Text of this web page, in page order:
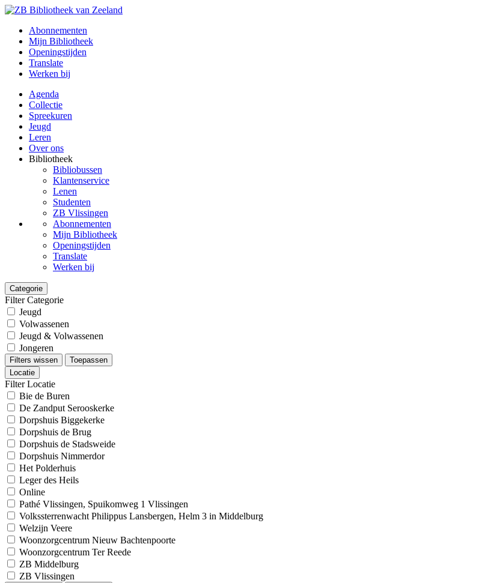
Abonnementen
Mijn Bibliotheek
Openingstijden
Translate
Werken bij
Agenda
Collectie
Spreekuren
Jeugd
Leren
Over ons
Bibliotheek
Bibliobussen
Klantenservice
Lenen
Studenten
ZB Vlissingen
Abonnementen
Mijn Bibliotheek
Openingstijden
Translate
Werken bij
Categorie
Filter Categorie
Jeugd
Volwassenen
Jeugd & Volwassenen
Jongeren
Filters wissen
Toepassen
Locatie
Filter Locatie
Bie de Buren
De Zandput Serooskerke
Dorpshuis Biggekerke
Dorpshuis de Brug
Dorpshuis de Stadsweide
Dorpshuis Nimmerdor
Het Polderhuis
Leger des Heils
Online
Pathé Vlissingen, Spuikomweg 1 Vlissingen
Volkssterrenwacht Philippus Lansbergen, Helm 3 in Middelburg
Welzijn Veere
Woonzorgcentrum Nieuw Bachtenpoorte
Woonzorgcentrum Ter Reede
ZB Middelburg
ZB Vlissingen